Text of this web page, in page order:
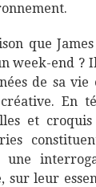
que James
week-end ?
de sa vie
En
et croquis
une
sur leur